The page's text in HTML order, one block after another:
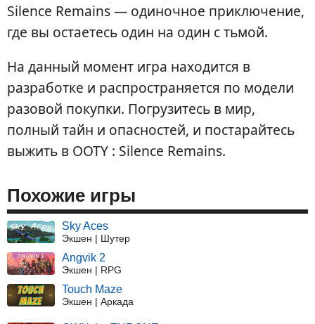
Silence Remains — одиночное приключение,
где вы остаетесь один на один с тьмой.
На данный момент игра находится в
разработке и распространяется по модели
разовой покупки. Погрузитесь в мир,
полный тайн и опасностей, и постарайтесь
выжить в OOTY : Silence Remains.
Похожие игры
Sky Aces
Экшен | Шутер
Angvik 2
Экшен | RPG
Touch Maze
Экшен | Аркада